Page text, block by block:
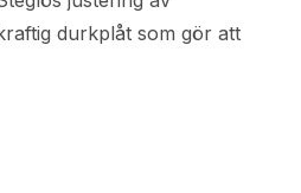
durkplåt som gör att